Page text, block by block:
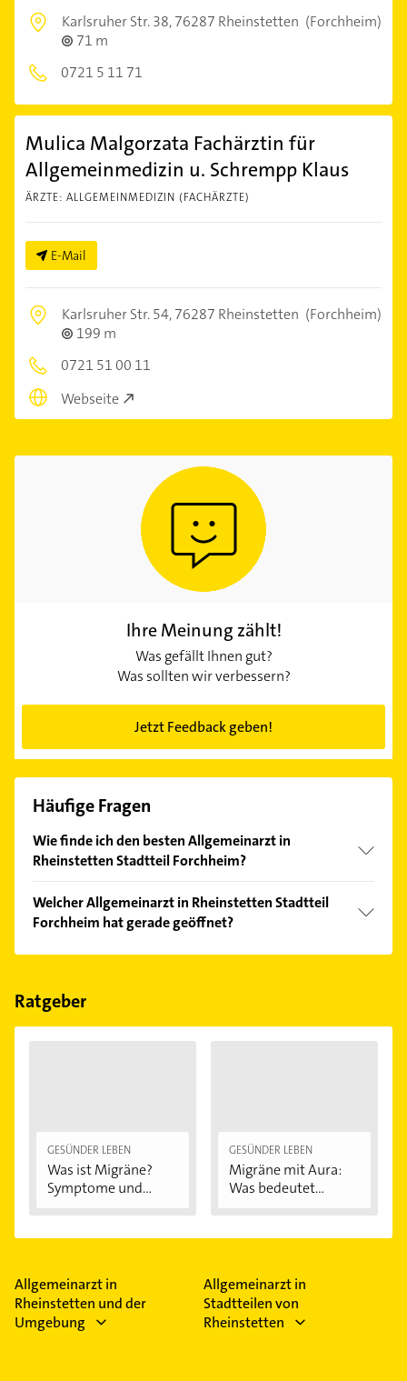
Karlsruher Str. 38,76287 Rheinstetten (Forchheim)
71 m
0721 5 11 71
Mulica Malgorzata Fachärztin für
Allgemeinmedizin u. Schrempp Klaus
ÄRZTE: ALLGEMEINMEDIZIN (FACHÄRZTE)
E-Mail
Karlsruher Str. 54,76287 Rheinstetten (Forchheim)
199 m
0721 51 00 11
Webseite
Ihre Meinung zählt!
Was gefällt Ihnen gut?
Was sollten wir verbessern?
Jetzt Feedback geben!
Häufige Fragen
Wie finde ich den besten Allgemeinarzt in
Rheinstetten Stadtteil Forchheim?
Kundenmeinungen und profitieren Sie von den
Empfehlungen. Die Suchergebnisse können Sie sich
einfach nachBewertungensortiert anzeigen lassen.
Welcher Allgemeinarzt in Rheinstetten Stadtteil
Forchheim hat gerade geöffnet?
Im Anbieter-Bereich finden Sie alleÖffnungszeiten.
Feiertagen abweichen können.
Ratgeber
GESÜNDER LEBEN
Was ist Migräne?
Symptome und...
GESÜNDER LEBEN
Migräne mit Aura:
Was bedeutet...
Allgemeinarzt in
Rheinstetten und der
Umgebung
Allgemeinarzt in
Stadtteilen von
Rheinstetten